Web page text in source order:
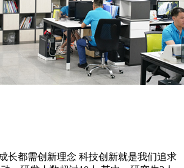
长都需创新理念 科技创新就是我们追求